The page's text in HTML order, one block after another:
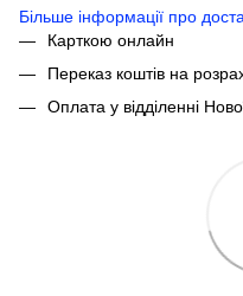
Більше інформації про
Карткою онлайн
Переказ коштів на
Оплата у відділенні